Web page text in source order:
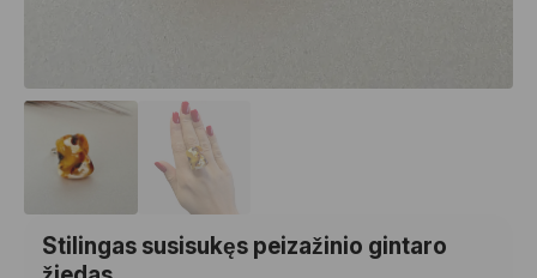
Stilingas susisukęs peizažinio gintaro